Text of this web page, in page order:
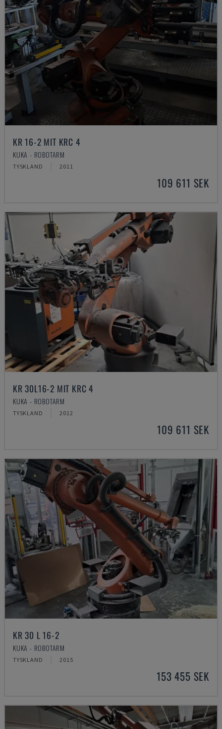
KR 16-2 MIT KRC 4
KUKA - ROBOTARM
TYSKLAND 2011
109 611 SEK
KR 30L16-2 MIT KRC 4
KUKA - ROBOTARM
TYSKLAND 2012
109 611 SEK
KR 30 L 16-2
KUKA - ROBOTARM
TYSKLAND 2015
153 455 SEK